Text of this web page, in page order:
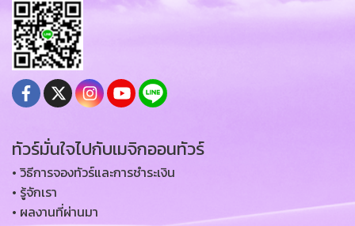
ทัวร์มั่นใจไปกับเมจิกออนทัวร์
• วิธีการจองทัวร์และการชำระเงิน
• รู้จักเรา
• ผลงานที่ผ่านมา